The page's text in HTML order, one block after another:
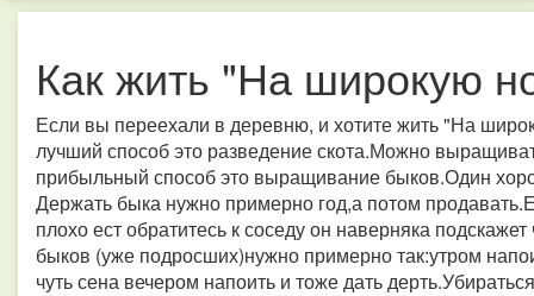
Как жить "На широкую
Если вы переехали в деревню, и хотите жить "На
лучший способ это разведение скота.Можно
прибыльный способ это выращивание быков.Один
Держать быка нужно примерно год,а потом
плохо ест обратитесь к соседу он наверняка
быков (уже подросших)нужно примерно так:утром
чуть сена вечером напоить и тоже дать